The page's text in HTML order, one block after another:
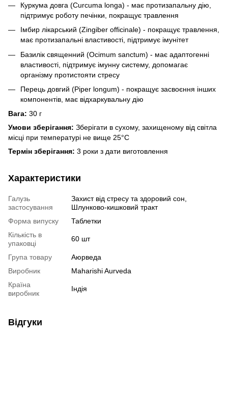
Куркума довга (Curcuma longa) - має протизапальну дію,
підтримує роботу печінки, покращує травлення
Імбир лікарський (Zingiber officinale) - покращує травлення,
має протизапальні властивості, підтримує імунітет
Базилік священний (Ocimum sanctum) - має адаптогенні
властивості, підтримує імунну систему, допомагає
організму протистояти стресу
Перець довгий (Piper longum) - покращує засвоєння інших
компонентів, має відхаркувальну дію
Вага: 30 г
Умови зберігання: Зберігати в сухому, захищеному від світла
місці при температурі не вище 25°С
Термін зберігання: 3 роки з дати виготовлення
Характеристики
Галузь
застосування
Захист від стресу та здоровий сон,
Шлунково-кишковий тракт
Форма випуску
Таблетки
Кількість в
упаковці
60 шт
Група товару
Аюрведа
Виробник
Maharishi Aurveda
Країна
виробник
Індія
Відгуки